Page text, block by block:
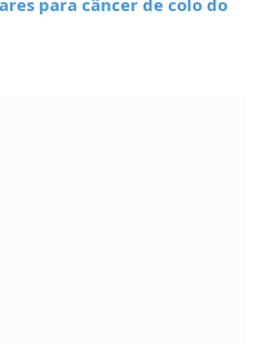
para câncer de colo do